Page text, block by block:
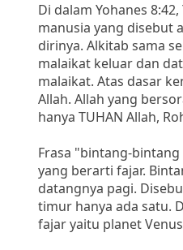
Di dalam Yohanes
manusia yang disebut
dirinya. Alkitab sama
malaikat keluar dan
malaikat. Atas dasar
Allah. Allah yang
hanya TUHAN Allah,
Frasa "bintang-
yang berarti fajar.
datangnya pagi.
timur hanya ada satu.
fajar yaitu planet